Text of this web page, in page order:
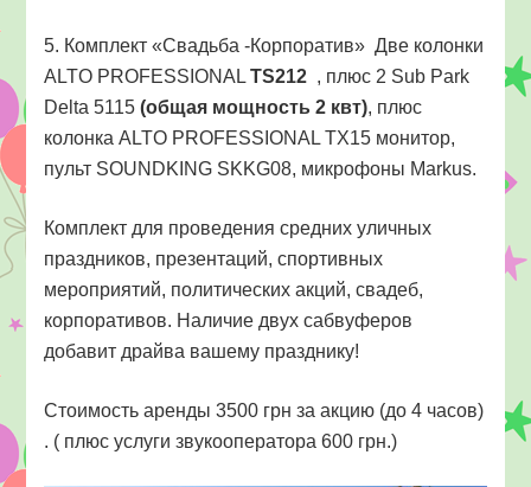
5. Комплект «Свадьба -Корпоратив» Две колонки
ALTO PROFESSIONALTS212 , плюс 2 Sub Park
Delta 5115(общая мощность 2 квт), плюс
колонка ALTO PROFESSIONAL TX15 монитор,
пульт SOUNDKING SKKG08, микрофоны Markus.
Комплект для проведения средних уличных
праздников, презентаций, спортивных
мероприятий, политических акций, свадеб,
корпоративов. Наличие двух сабвуферов
добавит драйва вашему празднику!
Стоимость аренды 3500 грн за акцию (до 4 часов)
. ( плюс услуги звукооператора 600 грн.)